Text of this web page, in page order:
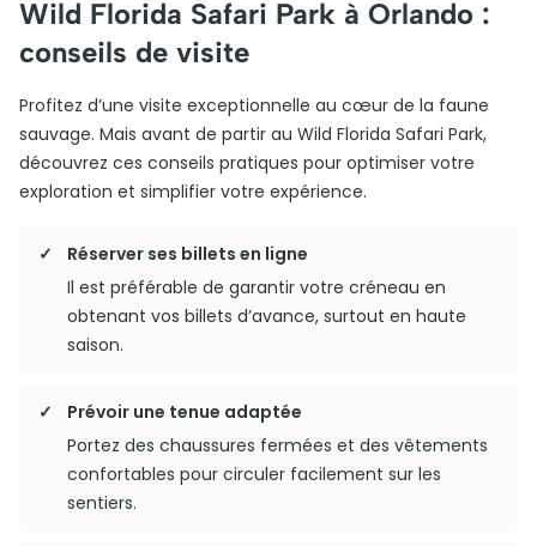
Wild Florida Safari Park à Orlando :
conseils de visite
Profitez d’une visite exceptionnelle au cœur de la faune
sauvage. Mais avant de partir au Wild Florida Safari Park,
découvrez ces conseils pratiques pour optimiser votre
exploration et simplifier votre expérience.
Réserver ses billets en ligne
Il est préférable de garantir votre créneau en
obtenant vos billets d’avance, surtout en haute
saison.
Prévoir une tenue adaptée
Portez des chaussures fermées et des vêtements
confortables pour circuler facilement sur les
sentiers.